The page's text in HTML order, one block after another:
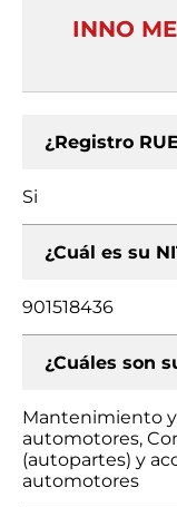
INNO
¿Registro
Si
¿Cuál es su
901518436
¿Cuáles son
Mantenimiento
automotores,
(autopartes) y
automotores